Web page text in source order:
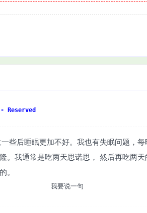
- Reserved
些后睡眠更加不好。我也有失眠问题，
。我通常是吃两天思诺思， 然后再吃两
。
我要说一句